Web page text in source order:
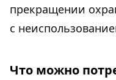
прекращении
с
Что можно